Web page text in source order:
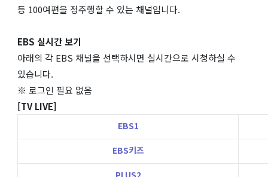
등 100여편을 정주행할 수 있는 채널입니다.
EBS 실시간 보기
아래의 각 EBS 채널을 선택하시면 실시간으로 시청하실 수
있습니다.
※ 로그인 필요 없음
[TV LIVE]
EBS1
EBS키즈
PLUS2